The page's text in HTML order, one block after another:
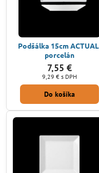
Podšálka 15cm ACTUAL,
porcelán
7,55 €
9,29 € s DPH
Do košíka